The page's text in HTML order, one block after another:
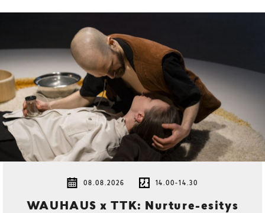
08.08.2026 14.00-14.30
WAUHAUS x TTK: Nurture-esitys